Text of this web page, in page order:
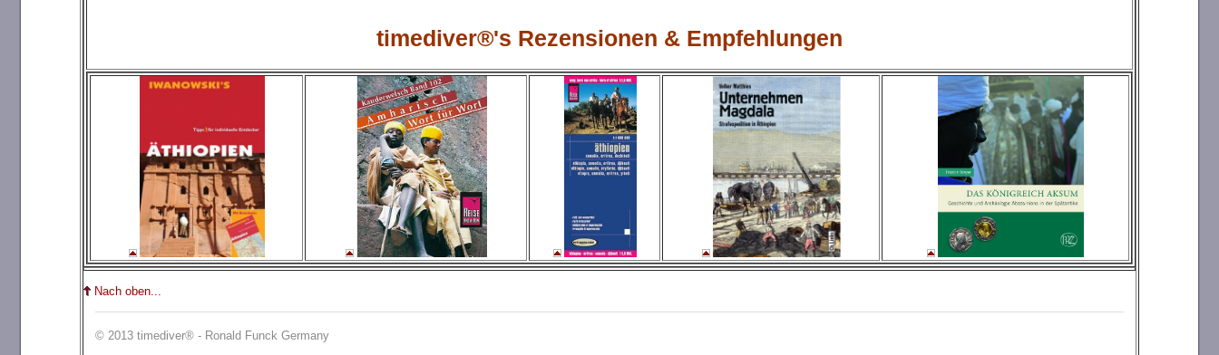
timediver®'s Rezensionen & Empfehlungen
Nach oben...
© 2013 timediver® - Ronald Funck Germany